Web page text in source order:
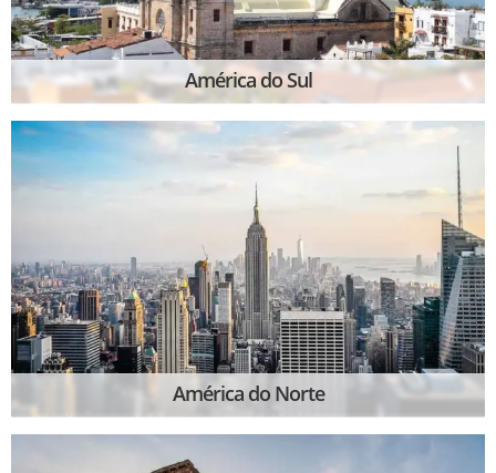
América do Sul
América do Norte